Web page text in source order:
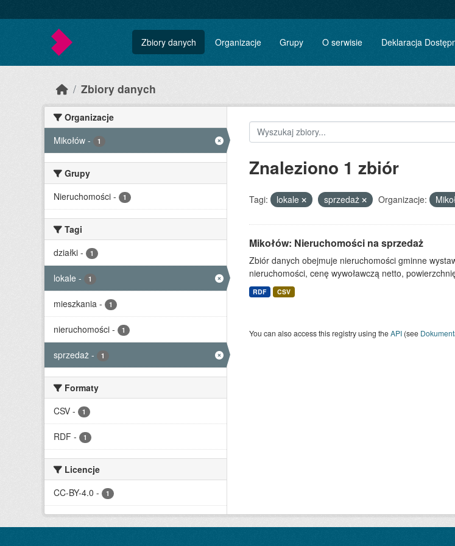
Zbiory danych Organizacje Grupy O serwisie Deklaracja
Zbiory danych
Organizacje
Mikołów - 1
Grupy
Nieruchomości - 1
Tagi
działki - 1
lokale - 1
mieszkania - 1
nieruchomości - 1
sprzedaż - 1
Formaty
CSV - 1
RDF - 1
Licencje
CC-BY-4.0 - 1
Znaleziono 1 zbiór
Tagi: lokale sprzedaż Organizacje:
Mikołów: Nieruchomości na sprzedaż
Zbiór danych obejmuje nieruchomości gminne
nieruchomości, cenę wywoławczą netto,
RDF CSV
You can also access this registry using theAPI(see